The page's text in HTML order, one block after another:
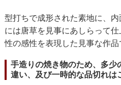
型打ちで成形された素地に、
には唐草を見事にあしらって
性の感性を表現した見事な作品
手造りの焼き物のため、多少
違い、及び一時的な品切れは